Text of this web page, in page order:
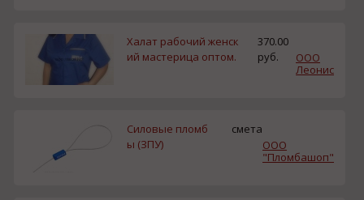
Халат рабочий женск
ий мастерица оптом.
370.00
руб.
ООО
Леонис
Силовые пломб
ы (ЗПУ)
смета
ООО
"Пломбашоп"